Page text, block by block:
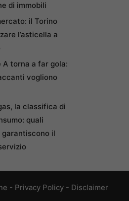
di immobili
il Torino
l’asticella a
A torna a far gola:
vogliono
la classifica di
quali
garantiscono il
- Privacy Policy - Disclaimer